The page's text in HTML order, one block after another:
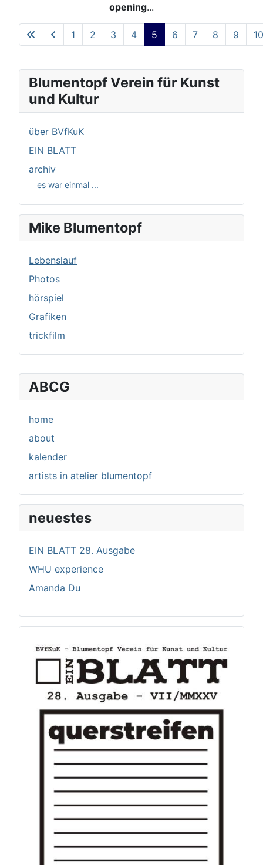
ABCG
home
about
kalender
artists in atelier blumentopf
neuestes
EIN BLATT 28. Ausgabe
WHU experience
Amanda Du
opening...
Seite 5 von 27
1 2 3 4 5 6 7 8 9 10
Blumentopf Verein für Kunst
und Kultur
über BVfKuK
EIN BLATT
archiv
es war einmal ...
Mike Blumentopf
Lebenslauf
Photos
hörspiel
Grafiken
trickfilm